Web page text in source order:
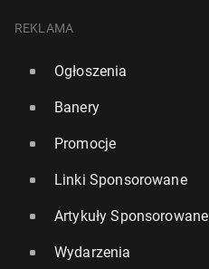
REKLAMA
Ogłoszenia
Banery
Promocje
Linki Sponsorowane
Artykuły Sponsorowane
Wydarzenia